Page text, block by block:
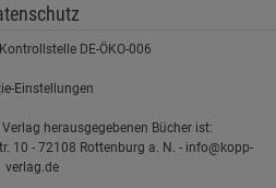
DE-ÖKO-006
Einstellungen
herausgegebenen Bücher ist:
10 - 72108 Rottenburg a. N. - info@kopp-
verlag.de